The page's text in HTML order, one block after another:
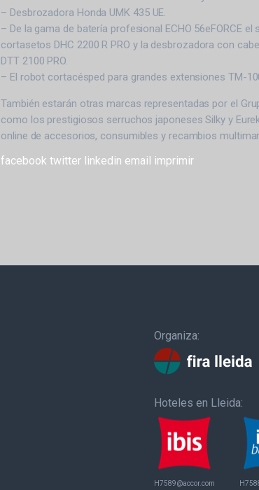
– Desbrozadora Honda UMK 435 UE.
– De la gama de batería profesional ECHO 56eFORCE el
cortasetos DHC 2200 R PRO y la desbrozadora con
DTT 2100 PRO.
– El robot cortacésped para grandes extensiones TM-
También estarán otras marcas representadas por el
como los prestigiosos serruchos japoneses Silky y
online de accesorios, consumibles y recambios
facebook twitter linkedin email imprimir
Organiza:
Hoteles en Lleida:
H7589@accor.com